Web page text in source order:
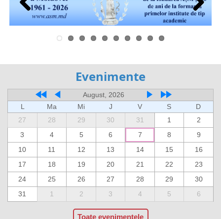
Previous Next
Evenimente
August, 2026
L
Ma Mi J V S
D
27
28 29 30 31 1
2
3
4 5 6 7 8
9
10
11 12 13 14 15
16
17
18 19 20 21 22
23
24
25 26 27 28 29
30
31
1 2 3 4 5 6
Toate evenimentele